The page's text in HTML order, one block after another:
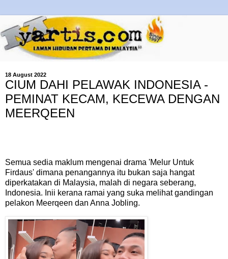
18 August 2022
CIUM DAHI PELAWAK INDONESIA -
PEMINAT KECAM, KECEWA DENGAN
MEERQEEN
Semua sedia maklum mengenai drama 'Melur Untuk
Firdaus' dimana penangannya itu bukan saja hangat
diperkatakan di Malaysia, malah di negara seberang,
Indonesia. Inii kerana ramai yang suka melihat gandingan
pelakon Meerqeen dan Anna Jobling.